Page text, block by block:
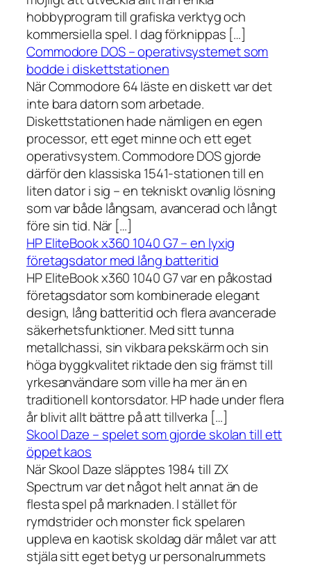
hobbyprogram till grafiska verktyg och
kommersiella spel. I dag förknippas […]
Commodore DOS – operativsystemet som
bodde i diskettstationen
När Commodore 64 läste en diskett var det
inte bara datorn som arbetade.
Diskettstationen hade nämligen en egen
processor, ett eget minne och ett eget
operativsystem. Commodore DOS gjorde
därför den klassiska 1541-stationen till en
liten dator i sig – en tekniskt ovanlig lösning
som var både långsam, avancerad och långt
före sin tid. När […]
HP EliteBook x360 1040 G7 – en lyxig
företagsdator med lång batteritid
HP EliteBook x360 1040 G7 var en påkostad
företagsdator som kombinerade elegant
design, lång batteritid och flera avancerade
säkerhetsfunktioner. Med sitt tunna
metallchassi, sin vikbara pekskärm och sin
höga byggkvalitet riktade den sig främst till
yrkesanvändare som ville ha mer än en
traditionell kontorsdator. HP hade under flera
år blivit allt bättre på att tillverka […]
Skool Daze – spelet som gjorde skolan till ett
öppet kaos
När Skool Daze släpptes 1984 till ZX
Spectrum var det något helt annat än de
flesta spel på marknaden. I stället för
rymdstrider och monster fick spelaren
uppleva en kaotisk skoldag där målet var att
stjäla sitt eget betyg ur personalrummets